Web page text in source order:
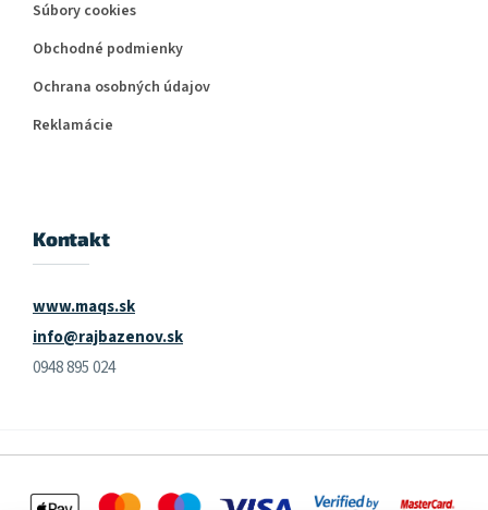
Súbory cookies
Obchodné podmienky
Ochrana osobných údajov
Reklamácie
Kontakt
www.maqs.sk
info@rajbazenov.sk
0948 895 024